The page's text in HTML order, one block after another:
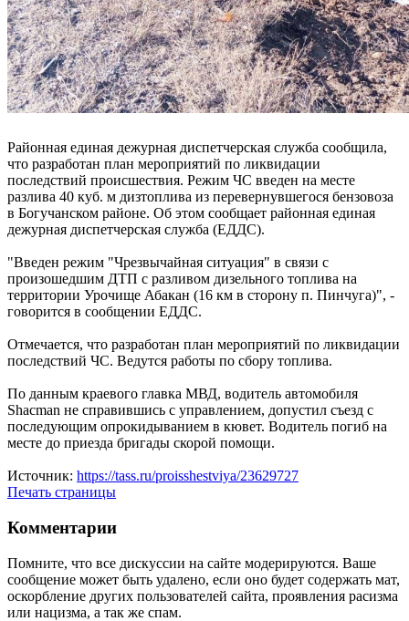
Районная единая дежурная диспетчерская служба сообщила,
что разработан план мероприятий по ликвидации
последствий происшествия. Режим ЧС введен на месте
разлива 40 куб. м дизтоплива из перевернувшегося бензовоза
в Богучанском районе. Об этом сообщает районная единая
дежурная диспетчерская служба (ЕДДС).
"Введен режим "Чрезвычайная ситуация" в связи с
произошедшим ДТП с разливом дизельного топлива на
территории Урочище Абакан (16 км в сторону п. Пинчуга)", -
говорится в сообщении ЕДДС.
Отмечается, что разработан план мероприятий по ликвидации
последствий ЧС. Ведутся работы по сбору топлива.
По данным краевого главка МВД, водитель автомобиля
Shacman не справившись с управлением, допустил съезд с
последующим опрокидыванием в кювет. Водитель погиб на
месте до приезда бригады скорой помощи.
Источник: https://tass.ru/proisshestviya/23629727
Печать страницы
Комментарии
Помните, что все дискуссии на сайте модерируются. Ваше
сообщение может быть удалено, если оно будет содержать мат,
оскорбление других пользователей сайта, проявления расизма
или нацизма, а так же спам.